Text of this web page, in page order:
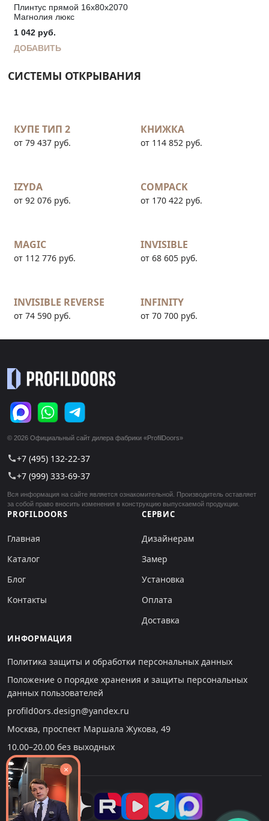
Плинтус прямой 16х80х2070
Магнолия люкс
1 042 руб.
ДОБАВИТЬ
СИСТЕМЫ ОТКРЫВАНИЯ
КУПЕ ТИП 2
от 79 437 руб.
КНИЖКА
от 114 852 руб.
IZYDA
от 92 076 руб.
COMPACK
от 170 422 руб.
MAGIC
от 112 776 руб.
INVISIBLE
от 68 605 руб.
INVISIBLE REVERSE
от 74 590 руб.
INFINITY
от 70 700 руб.
© 2026 Официальный сайт дилера фабрики «ProfilDoors»
call+7 (495) 132-22-37
call+7 (999) 333-69-37
Вся информация на сайте является ознакомительной. Производитель оставляет
за собой право вносить изменения в конструкцию выпускаемой продукции.
PROFILDOORS
Главная
Каталог
Блог
Контакты
СЕРВИС
Дизайнерам
Замер
Установка
Оплата
Доставка
ИНФОРМАЦИЯ
Политика защиты и обработки персональных данных
Положение о порядке хранения и защиты персональных
данных пользователей
profild0ors.design@yandex.ru
Москва, проспект Маршала Жукова, 49
10.00–20.00 без выходных
×